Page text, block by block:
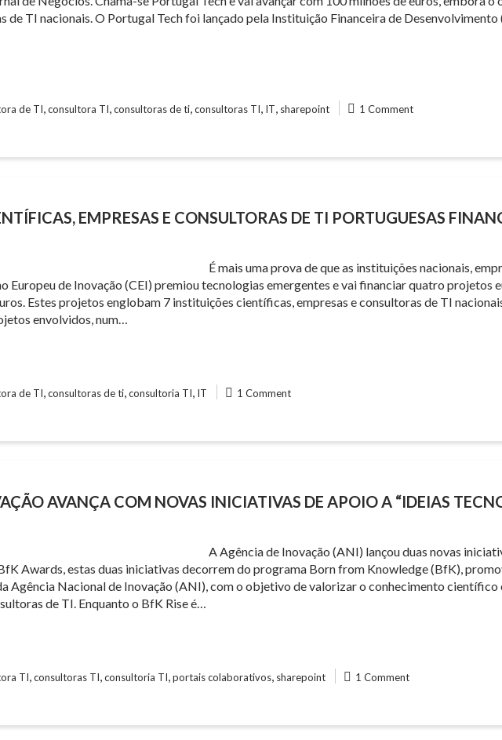
de TI nacionais. O Portugal Tech foi lançado pela Instituição Financeira de
de TI,consultora TI,consultoras de ti,consultoras TI, IT, sharepoint 1 Comment
EMPRESAS E CONSULTORAS DE TI PORTUGUESAS
É mais uma prova de que as instituições nacionais,
Europeu de Inovação (CEI) premiou tecnologias emergentes e vai financiar quatro projetos
Estes projetos englobam 7 instituições científicas, empresas e consultoras de TI
envolvidos, num…
de TI,consultoras de ti,consultoria TI, IT 1 Comment
AVANÇA COM NOVAS INICIATIVAS DE APOIO A “IDEIAS
A Agência de Inovação (ANI) lançou duas novas
Awards, estas duas iniciativas decorrem do programa Born from Knowledge (BfK),
Agência Nacional de Inovação (ANI), com o objetivo de valorizar o conhecimento
de TI. Enquanto o BfK Rise é…
TI,consultoras TI,consultoria TI,portais colaborativos, sharepoint 1 Comment